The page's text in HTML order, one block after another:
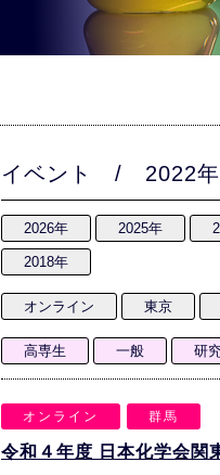
イベント / 2022年
2026年 2025年
2018年
オンライン 東京
高専生 一般 研
オンライン 群馬
令和４年度 日本化学会関